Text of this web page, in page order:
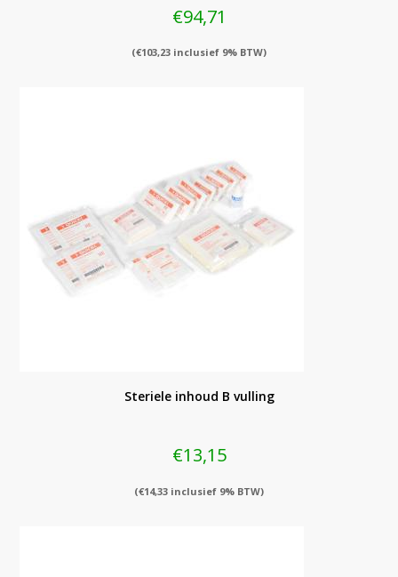
€94,71
(€103,23 inclusief 9% BTW)
Steriele inhoud B vulling
€13,15
(€14,33 inclusief 9% BTW)